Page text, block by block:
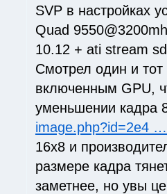
SVP в настройках
Quad
10.12 + ati stream
Смотрел один и тот
включенным GPU,
уменьшении кадра
image.php?id=2e4
16x8 и
размере кадра
заметнее, но увы